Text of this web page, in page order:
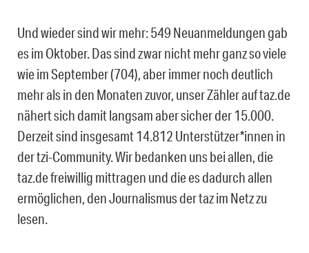
Und wieder sind wir mehr: 549 Neuanmeldungen gab
es im Oktober. Das sind zwar nicht mehr ganz so viele
wie im September (704), aber immer noch deutlich
mehr als in den Monaten zuvor, unser Zähler auf taz.de
nähert sich damit langsam aber sicher der 15.000.
Derzeit sind insgesamt 14.812 Unterstützer*innen in
der tzi-Community. Wir bedanken uns bei allen, die
taz.de freiwillig mittragen und die es dadurch allen
ermöglichen, den Journalismus der taz im Netz zu
lesen.